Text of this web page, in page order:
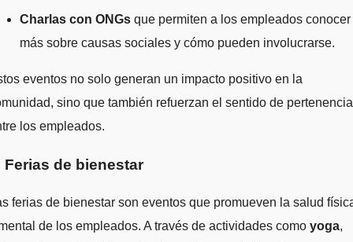
Charlas con ONGs que permiten a los empleados conocer
más sobre causas sociales y cómo pueden involucrarse.
eventos no solo generan un impacto positivo en la
sino que también refuerzan el sentido de pertenencia
los empleados.
Ferias de bienestar
ferias de bienestar son eventos que promueven la salud
de los empleados. A través de actividades como yoga,